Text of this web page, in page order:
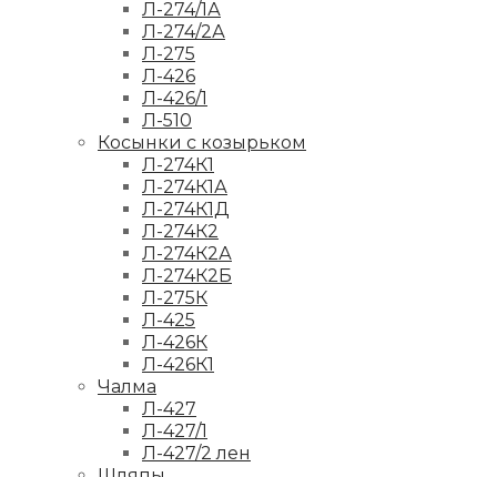
Л-274/1А
Л-274/2А
Л-275
Л-426
Л-426/1
Л-510
Косынки с козырьком
Л-274К1
Л-274К1А
Л-274К1Д
Л-274К2
Л-274К2А
Л-274К2Б
Л-275К
Л-425
Л-426К
Л-426К1
Чалма
Л-427
Л-427/1
Л-427/2 лен